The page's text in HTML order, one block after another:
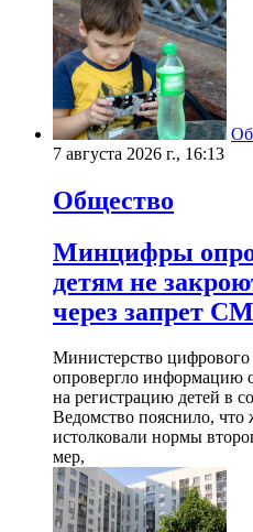
7 августа 2026 г., 16:13
Общество
Минцифры
детям не
через запрет
Министерство
опровергло информацию
на регистрацию детей в
Ведомство пояснило, что
истолковали нормы
мер,